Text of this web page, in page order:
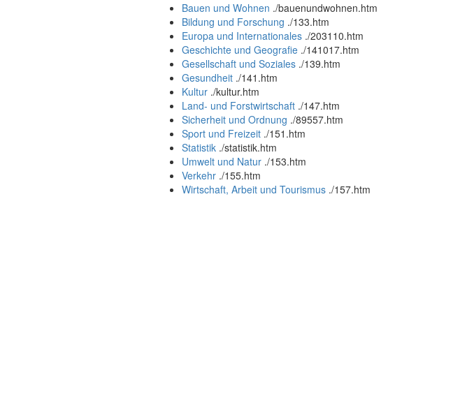
Bauen und Wohnen ./bauenundwohnen.htm
Bildung und Forschung ./133.htm
Europa und Internationales ./203110.htm
Geschichte und Geografie ./141017.htm
Gesellschaft und Soziales ./139.htm
Gesundheit ./141.htm
Kultur ./kultur.htm
Land- und Forstwirtschaft ./147.htm
Sicherheit und Ordnung ./89557.htm
Sport und Freizeit ./151.htm
Statistik ./statistik.htm
Umwelt und Natur ./153.htm
Verkehr ./155.htm
Wirtschaft, Arbeit und Tourismus ./157.htm